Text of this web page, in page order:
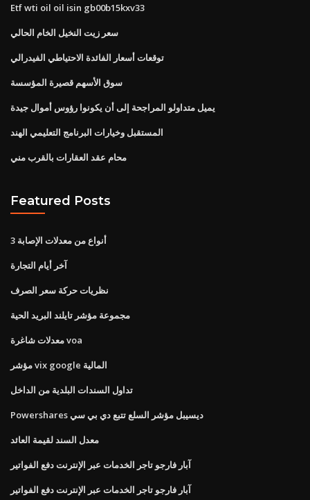
Etf wti oil oil isin gb00b15kxv33
سعر زيت النخيل الخام الحالي
توقعات أسعار الفائدة الاحتياطي الفيدرالي
سوق الأسهم قصيرة المؤسسة
يميل متداولو المراجحة إلى أن يكونوا رؤوس أموال جيدة
المستقبل وخيارات البرنامج التعليمي الهند
محام عقد العقارات بالقرب مني
Featured Posts
3 أنواع من معدلات الإصابة
آخر أيام التجارة
نظريات حركة سعر الصرف
مجموعة مؤشر تايلند البريد الحية
معدلات شاغرة voa
مؤشر vix google المالية
تداول السندات البلدية من الداخل
Powershares ديسيبل مؤشر السلع تتبع دي بي سي
معدل السند لقيمة العائد
آبار فارجو تاجر الخدمات عبر الإنترنت دفع الفواتير
آبار فارجو تاجر الخدمات عبر الإنترنت دفع الفواتير